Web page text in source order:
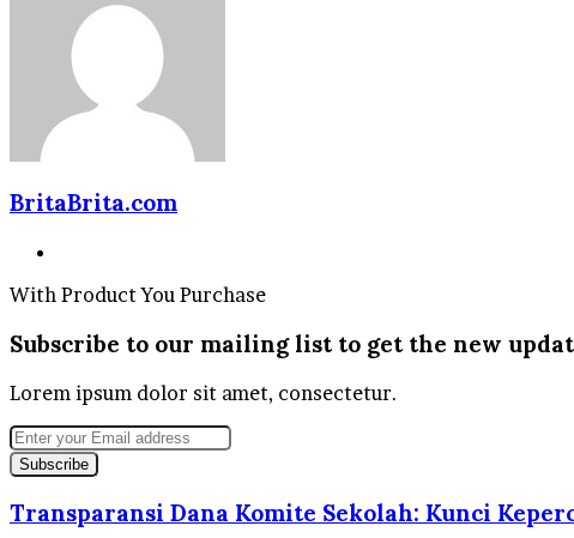
BritaBrita.com
With Product You Purchase
Subscribe to our mailing list to get the new
Lorem ipsum dolor sit amet, consectetur.
Enter
your
Email
address
Transparansi Dana Komite Sekolah: Kunci